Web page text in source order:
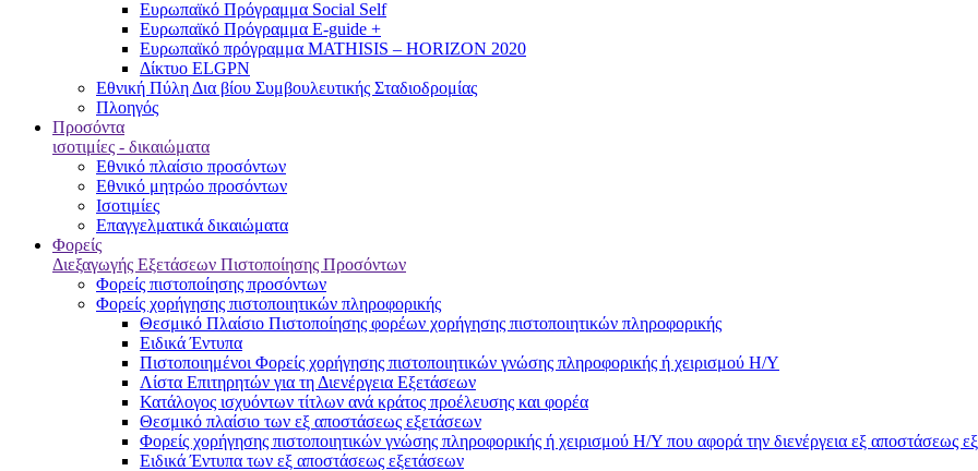
Ευρωπαϊκό Πρόγραμμα Social Self
Ευρωπαϊκό Πρόγραμμα E-guide +
Ευρωπαϊκό πρόγραμμα MATHISIS – HORIZON 2020
Δίκτυο ELGPN
Εθνική Πύλη Δια βίου Συμβουλευτικής Σταδιοδρομίας
Πλοηγός
Προσόντα
ισοτιμίες - δικαιώματα
Εθνικό πλαίσιο προσόντων
Εθνικό μητρώο προσόντων
Ισοτιμίες
Επαγγελματικά δικαιώματα
Φορείς
Διεξαγωγής Εξετάσεων Πιστοποίησης Προσόντων
Φορείς πιστοποίησης προσόντων
Φορείς χορήγησης πιστοποιητικών πληροφορικής
Θεσμικό Πλαίσιο Πιστοποίησης φορέων χορήγησης πιστοποιητικών πληροφορικής
Ειδικά Έντυπα
Πιστοποιημένοι Φορείς χορήγησης πιστοποιητικών γνώσης πληροφορικής ή χειρισμού Η/Υ
Λίστα Επιτηρητών για τη Διενέργεια Εξετάσεων
Κατάλογος ισχυόντων τίτλων ανά κράτος προέλευσης και φορέα
Θεσμικό πλαίσιο των εξ αποστάσεως εξετάσεων
Φορείς χορήγησης πιστοποιητικών γνώσης πληροφορικής ή χειρισμού Η/Υ που αφορά την διενέργεια εξ αποστάσεως
Ειδικά Έντυπα των εξ αποστάσεως εξετάσεων